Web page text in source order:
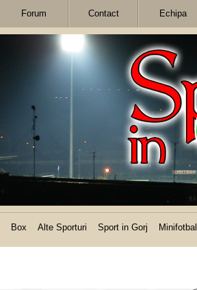
Forum Contact Echipa
Box Alte Sporturi Sport in Gorj Minifotbal